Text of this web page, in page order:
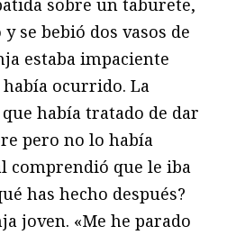
sobre un taburete,
se bebió dos vasos de
estaba impaciente
ocurrido. La
había tratado de dar
pero no lo había
comprendió que le iba
has hecho después?
joven. «Me he parado